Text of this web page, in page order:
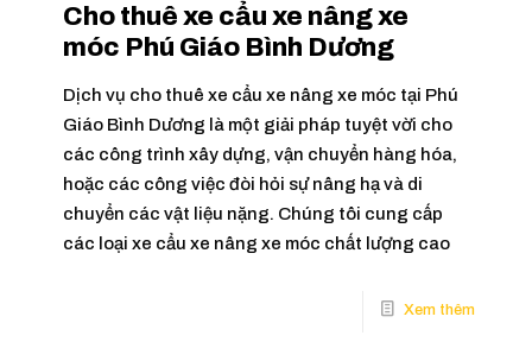
Cho thuê xe cẩu xe nâng xe
móc Phú Giáo Bình Dương
Dịch vụ cho thuê xe cẩu xe nâng xe móc tại Phú
Giáo Bình Dương là một giải pháp tuyệt vời cho
các công trình xây dựng, vận chuyển hàng hóa,
hoặc các công việc đòi hỏi sự nâng hạ và di
chuyển các vật liệu nặng. Chúng tôi cung cấp
các loại xe cẩu xe nâng xe móc chất lượng cao